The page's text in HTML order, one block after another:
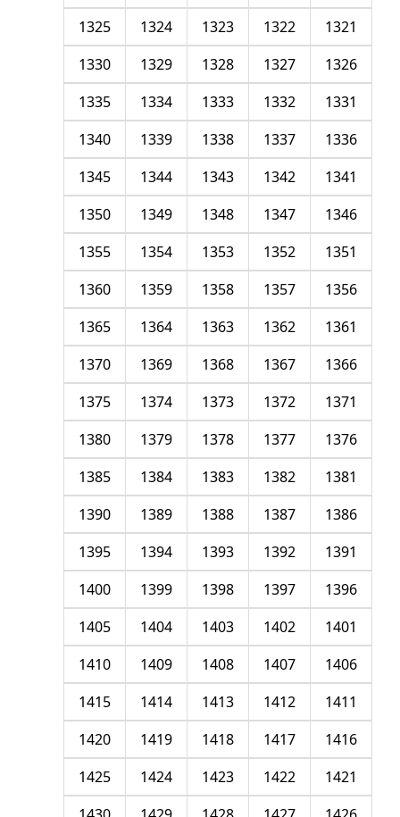
1321
1322
1323
1324
1325
1326
1327
1328
1329
1330
1331
1332
1333
1334
1335
1336
1337
1338
1339
1340
1341
1342
1343
1344
1345
1346
1347
1348
1349
1350
1351
1352
1353
1354
1355
1356
1357
1358
1359
1360
1361
1362
1363
1364
1365
1366
1367
1368
1369
1370
1371
1372
1373
1374
1375
1376
1377
1378
1379
1380
1381
1382
1383
1384
1385
1386
1387
1388
1389
1390
1391
1392
1393
1394
1395
1396
1397
1398
1399
1400
1401
1402
1403
1404
1405
1406
1407
1408
1409
1410
1411
1412
1413
1414
1415
1416
1417
1418
1419
1420
1421
1422
1423
1424
1425